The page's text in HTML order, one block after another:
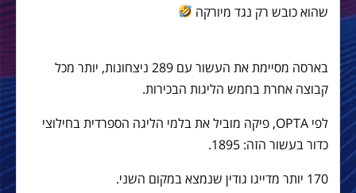
שהוא כובש רק נגד מיורקה
בארסה מסיימת את העשור עם 289 ניצחונות, יותר מכל
קבוצה אחרת בחמש הליגות הבכירות.
לפי OPTA, פיקה מוביל את בלמי הליגה הספרדית בחילוצי
כדור בעשור הזה: 1895.
170 יותר מדייגו גודין שנמצא במקום השני.